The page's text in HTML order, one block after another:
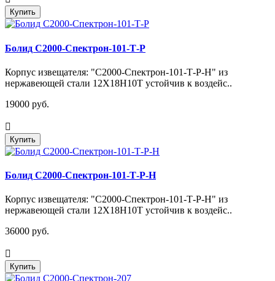
Купить
Болид С2000-Спектрон-101-Т-Р
Корпус извещателя: "С2000-Спектрон-101-Т-Р-Н" из
нержавеющей стали 12Х18Н10Т устойчив к воздейс..
19000 руб.
Купить
Болид С2000-Спектрон-101-Т-Р-Н
Корпус извещателя: "С2000-Спектрон-101-Т-Р-Н" из
нержавеющей стали 12Х18Н10Т устойчив к воздейс..
36000 руб.
Купить